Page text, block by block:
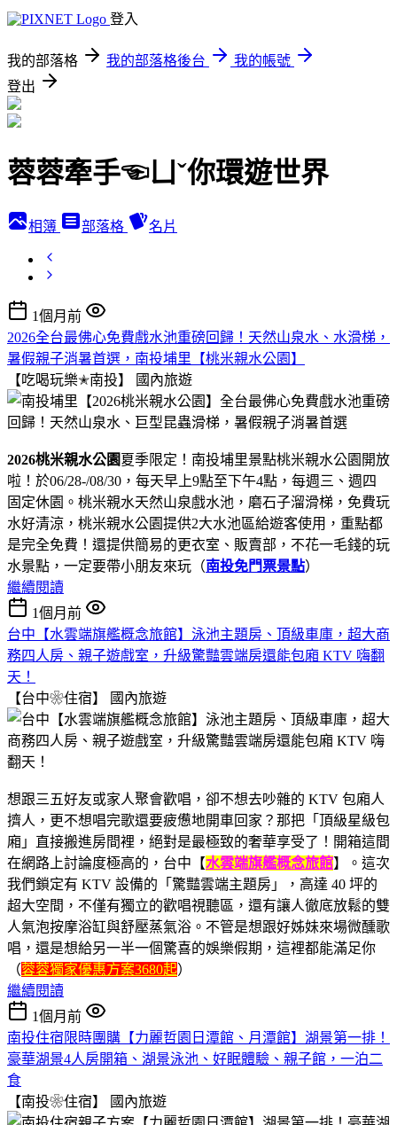
登入
我的部落格 我的部落格後台
我的帳號
登出
蓉蓉牽手☜ㄩˇ你環遊世界
相簿 部落格 名片
1個月前
2026全台最佛心免費戲水池重磅回歸！天然山泉水、水滑梯，
暑假親子消暑首選，南投埔里【桃米親水公園】
【吃喝玩樂✭南投】
國內旅遊
2026桃米親水公園夏季限定！南投埔里景點桃米親水公園開放
啦！於06/28-/08/30，每天早上9點至下午4點，每週三、週四
固定休園。桃米親水天然山泉戲水池，磨石子溜滑梯，免費玩
水好清涼，桃米親水公園提供2大水池區給遊客使用，重點都
是完全免費！還提供簡易的更衣室、販賣部，不花一毛錢的玩
水景點，一定要帶小朋友來玩（南投免門票景點）
繼續閱讀
1個月前
台中【水雲端旗艦概念旅館】泳池主題房、頂級車庫，超大商
務四人房、親子遊戲室，升級驚豔雲端房還能包廂 KTV 嗨翻
天！
【台中❀住宿】
國內旅遊
想跟三五好友或家人聚會歡唱，卻不想去吵雜的 KTV 包廂人
擠人，更不想唱完歌還要疲憊地開車回家？那把「頂級星級包
廂」直接搬進房間裡，絕對是最極致的奢華享受了！開箱這間
在網路上討論度極高的，台中【水雲端旗艦概念旅館】。這次
我們鎖定有 KTV 設備的「驚豔雲端主題房」，高達 40 坪的
超大空間，不僅有獨立的歡唱視聽區，還有讓人徹底放鬆的雙
人氣泡按摩浴缸與舒壓蒸氣浴。不管是想跟好姊妹來場微醺歌
唱，還是想給另一半一個驚喜的娛樂假期，這裡都能滿足你
（蓉蓉獨家優惠方案3680起）
繼續閱讀
1個月前
南投住宿限時團購【力麗哲園日潭館、月潭館】湖景第一排！
豪華湖景4人房開箱、湖景泳池、好眠體驗、親子館，一泊二
食
【南投❀住宿】
國內旅遊